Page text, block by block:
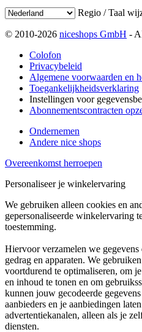
Regio / Taal
© 2010-2026 niceshops GmbH -
Colofon
Privacybeleid
Algemene voorwaarden en
Toegankelijkheidsverklaring
Instellingen voor
Abonnementscontracten
Ondernemen
Andere nice shops
Overeenkomst herroepen
Personaliseer je winkelervaring
We gebruiken alleen cookies en
gepersonaliseerde winkelervaring
toestemming.
Hiervoor verzamelen we
gedrag en apparaten. We
voortdurend te optimaliseren, om
en inhoud te tonen en om
kunnen jouw gecodeerde
aanbieders en je aanbiedingen
advertentiekanalen, alleen als je
diensten.